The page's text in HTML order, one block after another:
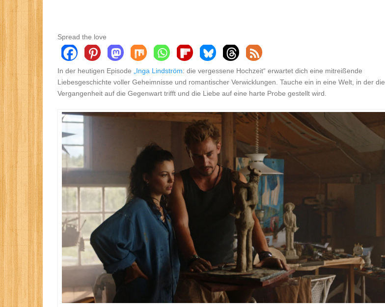
Spread the love
In der heutigen Episode „Inga Lindström: die vergessene Hochzeit“ erwartet dich eine mitreißende
Liebesgeschichte voller Geheimnisse und romantischer Verwicklungen. Tauche ein in eine Welt, in der die
Vergangenheit auf die Gegenwart trifft und die Liebe auf eine harte Probe gestellt wird.